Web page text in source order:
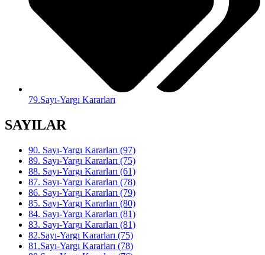
79.Sayı-Yargı Kararları
SAYILAR
90. Sayı-Yargı Kararları (97)
89. Sayı-Yargı Kararları (75)
88. Sayı-Yargı Kararları (61)
87. Sayı-Yargı Kararları (78)
86. Sayı-Yargı Kararları (79)
85. Sayı-Yargı Kararları (80)
84. Sayı-Yargı Kararları (81)
83. Sayı-Yargı Kararları (81)
82.Sayı-Yargı Kararları (75)
81.Sayı-Yargı Kararları (78)